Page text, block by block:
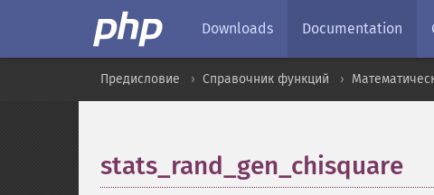
Downloads Documentation
Предисловие Справочник функций
stats_rand_gen_chisquare